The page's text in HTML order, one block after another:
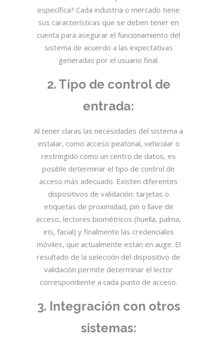
específica? Cada industria o mercado tiene
sus características que se deben tener en
cuenta para asegurar el funcionamiento del
sistema de acuerdo a las expectativas
generadas por el usuario final.
2. Tipo de control de
entrada:
Al tener claras las necesidades del sistema a
instalar, como acceso peatonal, vehicular o
restringido como un centro de datos, es
posible determinar el tipo de control de
acceso más adecuado. Existen diferentes
dispositivos de validación: tarjetas o
etiquetas de proximidad, pin o llave de
acceso, lectores biométricos (huella, palma,
iris, facial) y finalmente las credenciales
móviles, que actualmente están en auge. El
resultado de la selección del dispositivo de
validación permite determinar el lector
correspondiente a cada punto de acceso.
3. Integración con otros
sistemas: